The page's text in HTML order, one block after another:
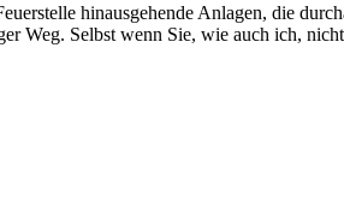
hinausgehende Anlagen, die
Weg. Selbst wenn Sie, wie auch ich,